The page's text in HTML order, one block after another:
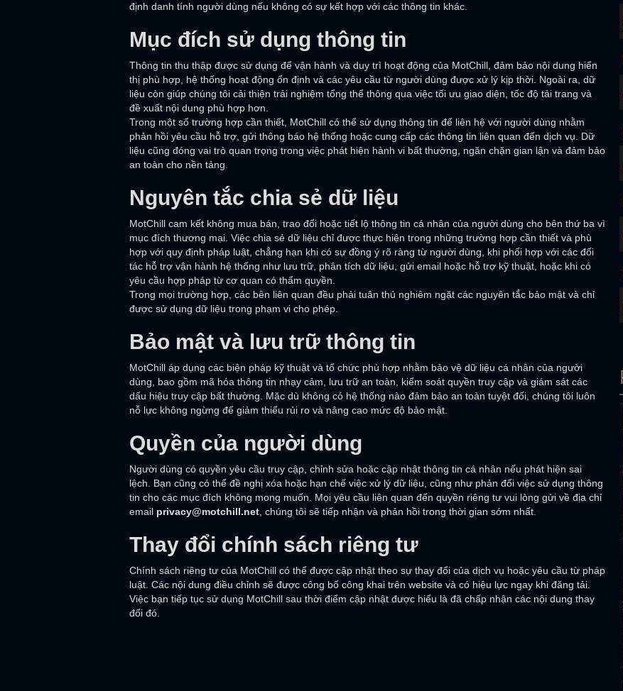
định danh tính người dùng nếu không có sự kết hợp với các thông tin khác.
Mục đích sử dụng thông tin
Thông tin thu thập được sử dụng để vận hành và duy trì hoạt động của MotChill, đảm bảo nội dung hiển
thị phù hợp, hệ thống hoạt động ổn định và các yêu cầu từ người dùng được xử lý kịp thời. Ngoài ra, dữ
liệu còn giúp chúng tôi cải thiện trải nghiệm tổng thể thông qua việc tối ưu giao diện, tốc độ tải trang và
đề xuất nội dung phù hợp hơn.
Trong một số trường hợp cần thiết, MotChill có thể sử dụng thông tin để liên hệ với người dùng nhằm
phản hồi yêu cầu hỗ trợ, gửi thông báo hệ thống hoặc cung cấp các thông tin liên quan đến dịch vụ. Dữ
liệu cũng đóng vai trò quan trọng trong việc phát hiện hành vi bất thường, ngăn chặn gian lận và đảm bảo
an toàn cho nền tảng.
Nguyên tắc chia sẻ dữ liệu
MotChill cam kết không mua bán, trao đổi hoặc tiết lộ thông tin cá nhân của người dùng cho bên thứ ba vì
mục đích thương mại. Việc chia sẻ dữ liệu chỉ được thực hiện trong những trường hợp cần thiết và phù
hợp với quy định pháp luật, chẳng hạn khi có sự đồng ý rõ ràng từ người dùng, khi phối hợp với các đối
tác hỗ trợ vận hành hệ thống như lưu trữ, phân tích dữ liệu, gửi email hoặc hỗ trợ kỹ thuật, hoặc khi có
yêu cầu hợp pháp từ cơ quan có thẩm quyền.
Trong mọi trường hợp, các bên liên quan đều phải tuân thủ nghiêm ngặt các nguyên tắc bảo mật và chỉ
được sử dụng dữ liệu trong phạm vi cho phép.
Bảo mật và lưu trữ thông tin
MotChill áp dụng các biện pháp kỹ thuật và tổ chức phù hợp nhằm bảo vệ dữ liệu cá nhân của người
dùng, bao gồm mã hóa thông tin nhạy cảm, lưu trữ an toàn, kiểm soát quyền truy cập và giám sát các
dấu hiệu truy cập bất thường. Mặc dù không có hệ thống nào đảm bảo an toàn tuyệt đối, chúng tôi luôn
nỗ lực không ngừng để giảm thiểu rủi ro và nâng cao mức độ bảo mật.
Quyền của người dùng
Người dùng có quyền yêu cầu truy cập, chỉnh sửa hoặc cập nhật thông tin cá nhân nếu phát hiện sai
lệch. Bạn cũng có thể đề nghị xóa hoặc hạn chế việc xử lý dữ liệu, cũng như phản đối việc sử dụng thông
tin cho các mục đích không mong muốn. Mọi yêu cầu liên quan đến quyền riêng tư vui lòng gửi về địa chỉ
email privacy@motchill.net , chúng tôi sẽ tiếp nhận và phản hồi trong thời gian sớm nhất.
Thay đổi chính sách riêng tư
Chính sách riêng tư của MotChill có thể được cập nhật theo sự thay đổi của dịch vụ hoặc yêu cầu từ pháp
luật. Các nội dung điều chỉnh sẽ được công bố công khai trên website và có hiệu lực ngay khi đăng tải.
Việc bạn tiếp tục sử dụng MotChill sau thời điểm cập nhật được hiểu là đã chấp nhận các nội dung thay
đổi đó.